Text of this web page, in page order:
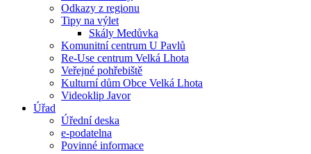
Odkazy z regionu
Tipy na výlet
Skály Medůvka
Komunitní centrum U Pavlů
Re-Use centrum Velká Lhota
Veřejné pohřebiště
Kulturní dům Obce Velká Lhota
Videoklip Javor
Úřad
Úřední deska
e-podatelna
Povinné informace